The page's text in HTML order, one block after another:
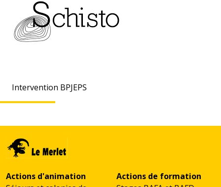
Intervention BPJEPS
Actions d'animation
Actions de formation